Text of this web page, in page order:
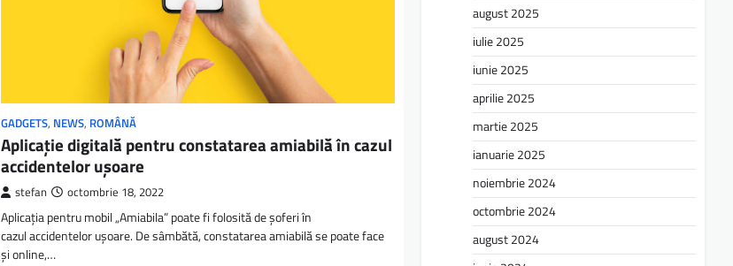
GADGETS, NEWS, ROMÂNĂ
Aplicaţie digitală pentru constatarea amiabilă în cazul
accidentelor uşoare
stefan octombrie 18, 2022
Aplicația pentru mobil „Amiabila” poate fi folosită de șoferi în
cazul accidentelor ușoare. De sâmbătă, constatarea amiabilă se poate face
și online,…
august 2025
iulie 2025
iunie 2025
aprilie 2025
martie 2025
ianuarie 2025
noiembrie 2024
octombrie 2024
august 2024